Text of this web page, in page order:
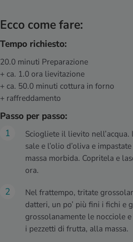
Ecco come fare:
Tempo richiesto:
20.0 minuti Preparazione
+ ca. 1.0 ora lievitazione
+ ca. 50.0 minuti cottura in forno
+ raffreddamento
Passo per passo:
Sciogliete il lievito
sale e l’olio d’oliva e
massa morbida. Copritela e
ora.
Nel frattempo, tritate
datteri, un po’ più fini i fichi e
grossolanamente le nocciole
i pezzetti di frutta, alla massa.